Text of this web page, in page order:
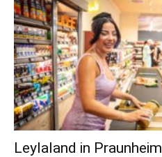
Leylaland in Praunheim